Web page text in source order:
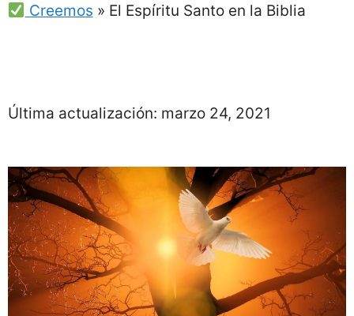
Creemos » El Espíritu Santo en la Biblia
Última actualización: marzo 24, 2021